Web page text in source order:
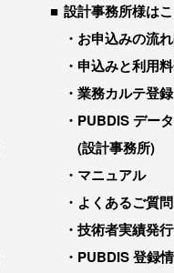
設計事務所様は
お申込みの流
申込みと利用
業務カルテ登
PUBDIS デー
(設計事務所)
マニュアル
よくあるご質
技術者実績発
PUBDIS 登録